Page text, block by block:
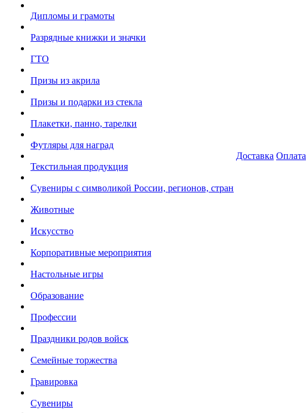
Дипломы и грамоты
Разрядные книжки и значки
ГТО
Призы из акрила
Призы и подарки из стекла
Плакетки, панно, тарелки
Футляры для наград
Текстильная продукция
Сувениры с символикой России, регионов, стран
Животные
Искусство
Корпоративные мероприятия
Настольные игры
Образование
Профессии
Праздники родов войск
Семейные торжества
Гравировка
Сувениры
Доставка Оплата